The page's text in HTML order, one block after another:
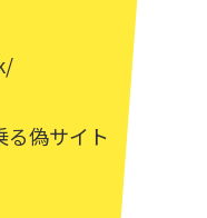
る偽サイト